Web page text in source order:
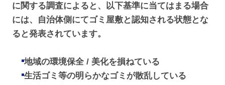
に関する調査によると、以下基準に当てはまる場合
には、自治体側にてゴミ屋敷と認知される状態とな
ると発表されています。
地域の環境保全 / 美化を損ねている
生活ゴミ等の明らかなゴミが散乱している